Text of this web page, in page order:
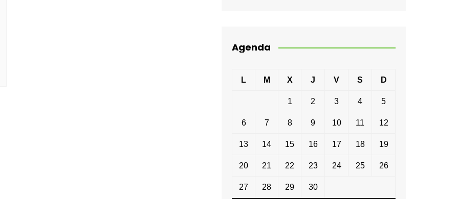
Agenda
L M X J V S D
1 2 3 4 5
6 7 8 9 10 11 12
13 14 15 16 17 18 19
20 21 22 23 24 25 26
27 28 29 30